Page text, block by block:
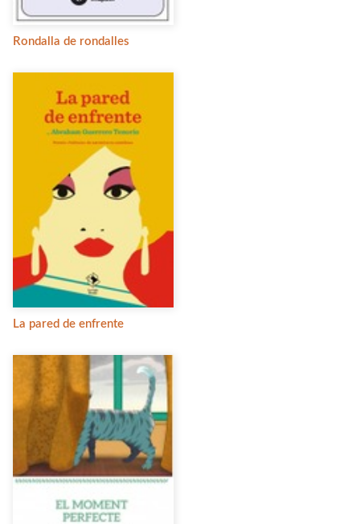
Rondalla de rondalles
La pared de enfrente